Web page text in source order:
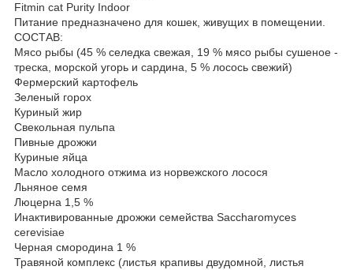
Fitmin cat Purity Indoor
Питание предназначено для кошек, живущих в помещении.
СОСТАВ:
Мясо рыбы (45 % селедка свежая, 19 % мясо рыбы сушеное -
треска, морской угорь и сардина, 5 % лосось свежий)
Фермерский картофель
Зеленый горох
Куриный жир
Свекольная пульпа
Пивные дрожжи
Куриные яйца
Масло холодного отжима из норвежского лосося
Льняное семя
Люцерна 1,5 %
Инактивированные дрожжи семейства Saccharomyces
cerevisiae
Черная смородина 1 %
Травяной комплекс (листья крапивы двудомной, листья